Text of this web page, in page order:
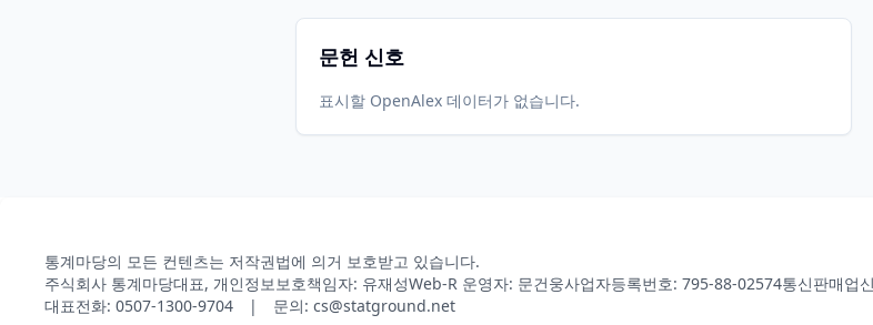
문헌 신호
표시할 OpenAlex 데이터가 없습니다.
통계마당의 모든 컨텐츠는 저작권법에 의거 보호받고 있습니다.
주식회사 통계마당대표, 개인정보보호책임자: 유재성Web-R 운영자: 문건웅사업자등록번호: 795-88-02574통신판매업
대표전화: 0507-1300-9704 | 문의: cs@statground.net